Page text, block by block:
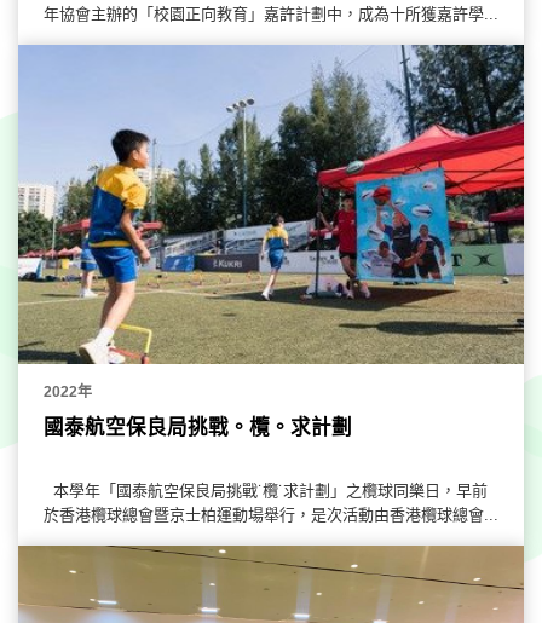
年協會主辦的「校園正向教育」嘉許計劃中，成為十所獲嘉許學...
2022年
國泰航空保良局挑戰。欖。求計劃
本學年「國泰航空保良局挑戰˙欖˙求計劃」之欖球同樂日，早前
於香港欖球總會暨京士柏運動場舉行，是次活動由香港欖球總會...